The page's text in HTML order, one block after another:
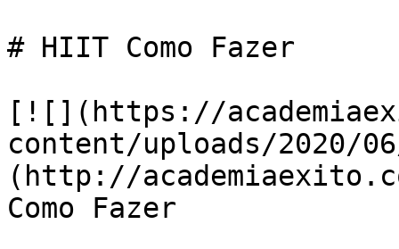
# HIIT Como Fazer
[![](https://
content/uploads/2020/
(http://
Como Fazer